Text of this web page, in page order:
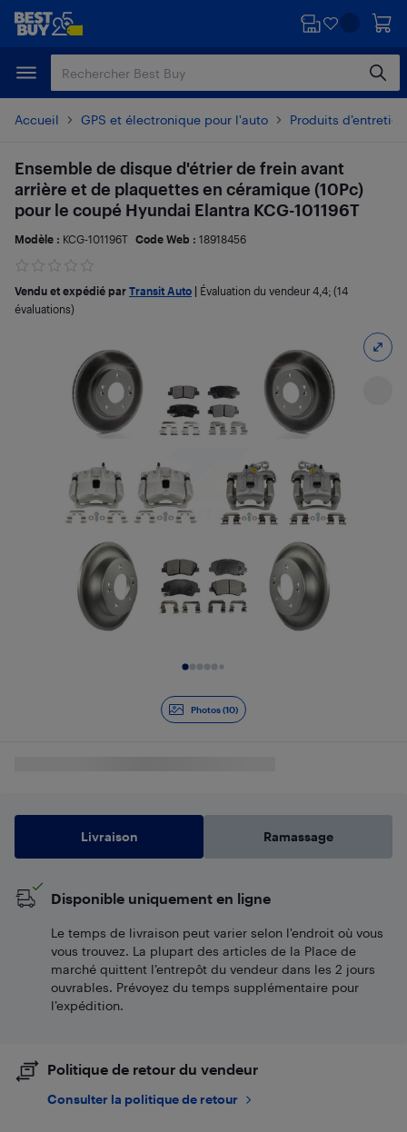
Passer
principal
Passer
Accueil GPS et électronique pour l'auto Produits
Photos (10)
Ensemble de disque d'étrier de frein avant
arrière et de plaquettes en céramique (10Pc)
pour le coupé Hyundai Elantra KCG-101196T
Modèle : KCG-101196T Code Web : 18918456
Vendu et expédié par Transit Auto Évaluation du vendeur 4,4; (14
évaluations)
Livraison Ramassage
Disponible uniquement en ligne
Le temps de livraison peut varier selon l'endroit où vous
vous trouvez. La plupart des articles de la Place de
marché quittent l’entrepôt du vendeur dans les 2 jours
ouvrables. Prévoyez du temps supplémentaire pour
l’expédition.
Politique de retour du vendeur
Consulter la politique de retour